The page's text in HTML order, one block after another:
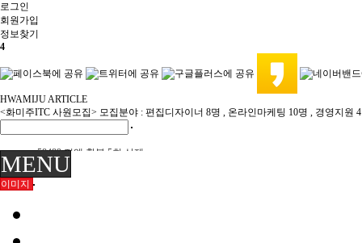
로그인
회원 가입
정보찾기
4
HWAMIJU ARTICLE
<화미주ITC 사원모집> 모집분야 : 편집디자이너 8명 , 온라인마케팅 10명 , 경영지원
58489 전액 환불 5회 삭제
58484 연간회원 취소 전액 환불
MENU
이미지